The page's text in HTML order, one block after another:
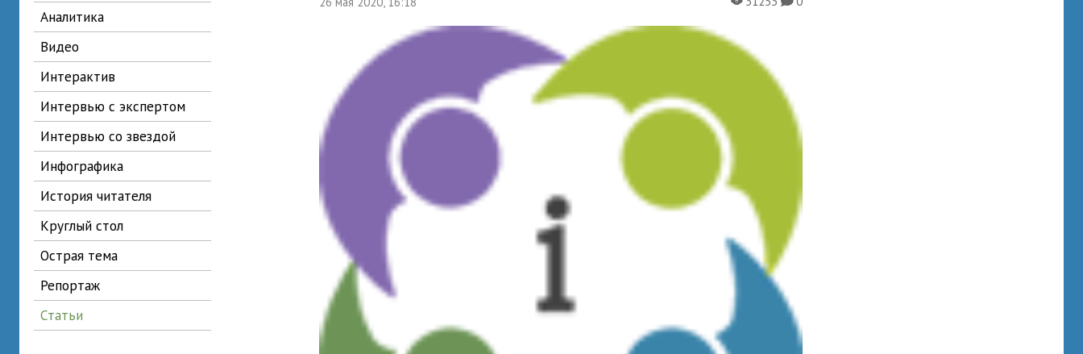
аналитика
видео
интерактив
интервью с экспертом
интервью со звездой
инфографика
история читателя
круглый стол
острая тема
репортаж
статьи